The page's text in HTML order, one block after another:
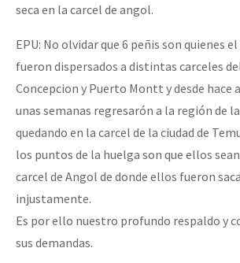
seca en la carcel de angol.
EPU: No olvidar que 6 peñis son quienes
fueron dispersados a distintas carceles
Concepcion y Puerto Montt y desde hace
unas semanas regresarón a la región de
quedando en la carcel de la ciudad de
los puntos de la huelga son que ellos
carcel de Angol de donde ellos fueron
injustamente.
Es por ello nuestro profundo respaldo y
sus demandas.